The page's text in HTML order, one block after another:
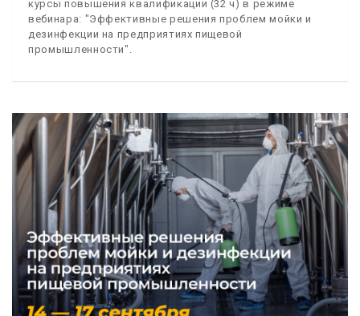
курсы повышения квалификации (32 ч) в режиме
вебинара: "Эффективные решения проблем мойки и
дезинфекции на предприятиях пищевой
промышленности".